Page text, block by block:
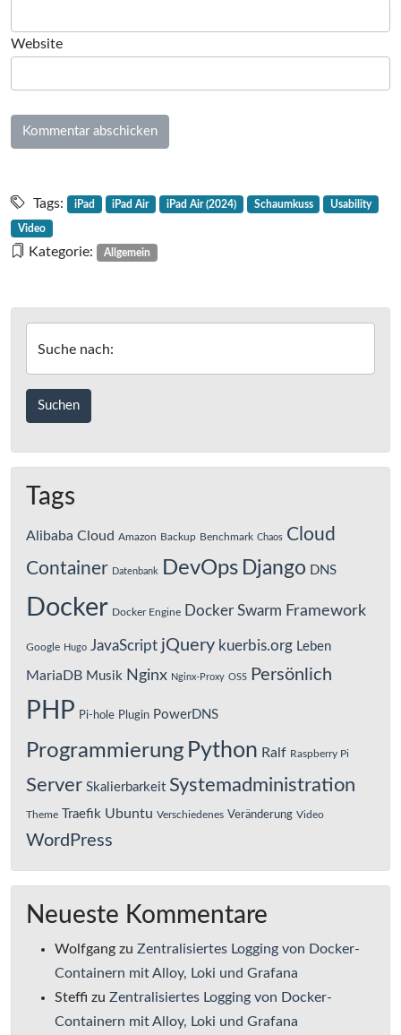
Website
Tags: iPad iPad Air iPad Air (2024) Schaumkuss Usability
Video
Kategorie: Allgemein
Suche nach:
Tags
Alibaba Cloud Amazon Backup Benchmark Chaos Cloud
Container Datenbank DevOps Django DNS
Docker Docker Engine Docker Swarm Framework
Google Hugo JavaScript jQuery kuerbis.org Leben
MariaDB Musik Nginx Nginx-Proxy OSS Persönlich
PHP Pi-hole Plugin PowerDNS
Programmierung Python Ralf Raspberry Pi
Server Skalierbarkeit Systemadministration
Theme Traefik Ubuntu Verschiedenes Veränderung Video
WordPress
Neueste Kommentare
Wolfgang zu Zentralisiertes Logging von Docker-
Containern mit Alloy, Loki und Grafana
Steffi zu Zentralisiertes Logging von Docker-
Containern mit Alloy, Loki und Grafana